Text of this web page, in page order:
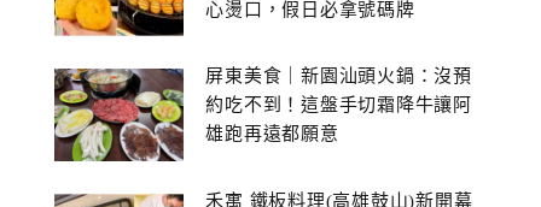
心燙口，假日必拿號碼牌
屏東美食｜新園汕頭火鍋：沒預
約吃不到！這盤手切霜降牛讓阿
雄跑再遠都願意
禾寓 鐵板料理(高雄鼓山)新開幕